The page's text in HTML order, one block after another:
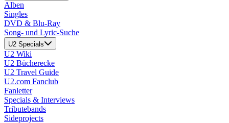
Alben
Singles
DVD & Blu-Ray
Song- und Lyric-Suche
U2 Specials
U2 Wiki
U2 Bücherecke
U2 Travel Guide
U2.com Fanclub
Fanletter
Specials & Interviews
Tributebands
Sideprojects